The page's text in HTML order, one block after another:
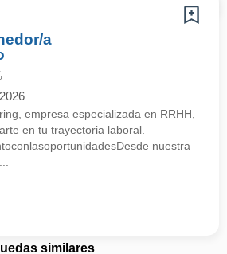
a
empresa especializada en RRHH,
en tu trayectoria laboral.
nuestra
similares